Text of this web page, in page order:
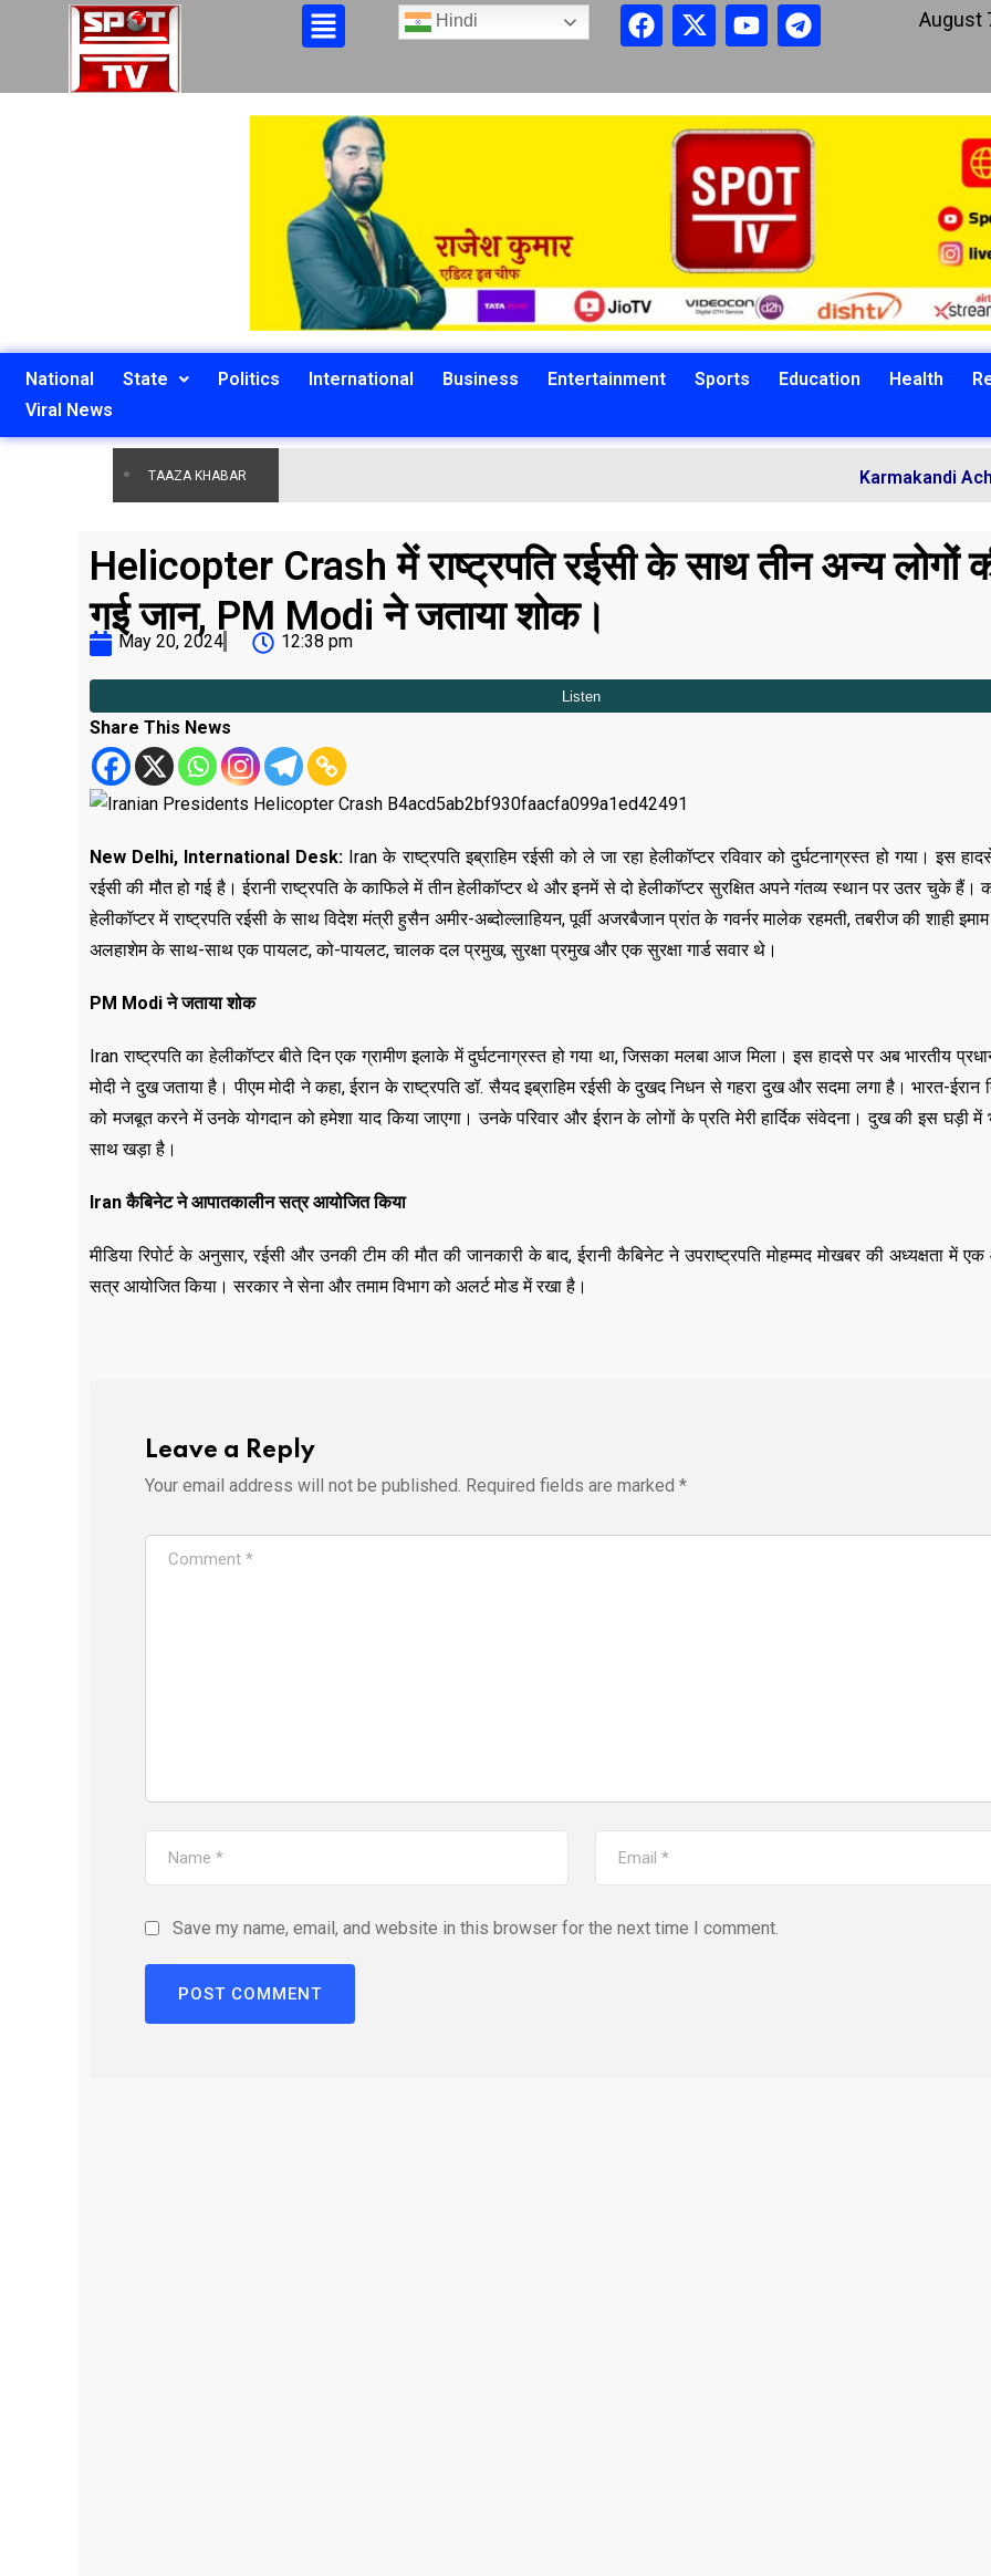
Hindi August
National State Politics International Business Entertainment Sports Education Health
Viral News
TAAZA KHABAR Karmakandi Acharya
Helicopter Crash में राष्ट्रपति रईसी के साथ तीन अन्य लोगों
गई जान, PM Modi ने जताया शोक।
May 20, 2024 12:38 pm
Share This News
New Delhi, International Desk: Iran के राष्ट्रपति इब्राहिम रईसी को ले जा रहा हेलीकॉप्टर रविवार को दुर्घटनाग्रस्त हो गया। इस
रईसी की मौत हो गई है। ईरानी राष्ट्रपति के काफिले में तीन हेलीकॉप्टर थे और इनमें से दो हेलीकॉप्टर सुरक्षित अपने गंतव्य स्थान पर उतर चुके
हेलीकॉप्टर में राष्ट्रपति रईसी के साथ विदेश मंत्री हुसैन अमीर-अब्दोल्लाहियन, पूर्वी अजरबैजान प्रांत के गवर्नर मालेक रहमती, तबरीज की शाही
अलहाशेम के साथ-साथ एक पायलट, को-पायलट, चालक दल प्रमुख, सुरक्षा प्रमुख और एक सुरक्षा गार्ड सवार थे।
PM Modi ने जताया शोक
Iran राष्ट्रपति का हेलीकॉप्टर बीते दिन एक ग्रामीण इलाके में दुर्घटनाग्रस्त हो गया था, जिसका मलबा आज मिला। इस हादसे पर अब भारतीय
मोदी ने दुख जताया है। पीएम मोदी ने कहा, ईरान के राष्ट्रपति डॉ. सैयद इब्राहिम रईसी के दुखद निधन से गहरा दुख और सदमा लगा है। भारत-ईरान
को मजबूत करने में उनके योगदान को हमेशा याद किया जाएगा। उनके परिवार और ईरान के लोगों के प्रति मेरी हार्दिक संवेदना। दुख की इस घड़ी में
साथ खड़ा है।
Iran कैबिनेट ने आपातकालीन सत्र आयोजित किया
मीडिया रिपोर्ट के अनुसार, रईसी और उनकी टीम की मौत की जानकारी के बाद, ईरानी कैबिनेट ने उपराष्ट्रपति मोहम्मद मोखबर की अध्यक्षता में
सत्र आयोजित किया। सरकार ने सेना और तमाम विभाग को अलर्ट मोड में रखा है।
Leave a Reply
Your email address will not be published. Required fields are marked *
Save my name, email, and website in this browser for the next time I comment.
, ,